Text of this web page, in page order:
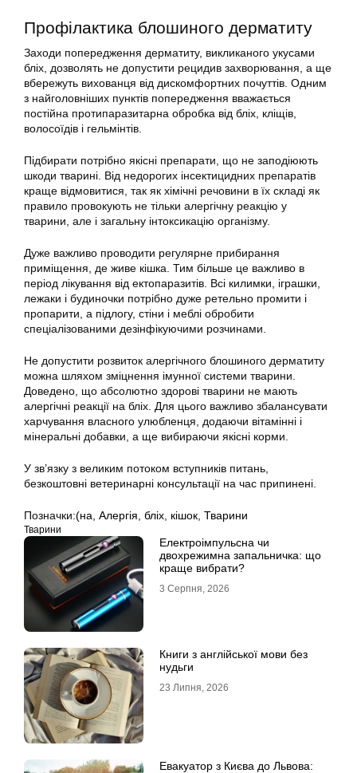
Профілактика блошиного дерматиту
Заходи попередження дерматиту, викликаного укусами
бліх, дозволять не допустити рецидив захворювання, а ще
вбережуть вихованця від дискомфортних почуттів. Одним
з найголовніших пунктів попередження вважається
постійна протипаразитарна обробка від бліх, кліщів,
волосоїдів і гельмінтів.
Підбирати потрібно якісні препарати, що не заподіюють
шкоди тварині. Від недорогих інсектицидних препаратів
краще відмовитися, так як хімічні речовини в їх складі як
правило провокують не тільки алергічну реакцію у
тварини, але і загальну інтоксикацію організму.
Дуже важливо проводити регулярне прибирання
приміщення, де живе кішка. Тим більше це важливо в
період лікування від ектопаразитів. Всі килимки, іграшки,
лежаки і будиночки потрібно дуже ретельно промити і
пропарити, а підлогу, стіни і меблі обробити
спеціалізованими дезінфікуючими розчинами.
Не допустити розвиток алергічного блошиного дерматиту
можна шляхом зміцнення імунної системи тварини.
Доведено, що абсолютно здорові тварини не мають
алергічні реакції на бліх. Для цього важливо збалансувати
харчування власного улюбленця, додаючи вітамінні і
мінеральні добавки, а ще вибираючи якісні корми.
У зв’язку з великим потоком вступників питань,
безкоштовні ветеринарні консультації на час припинені.
Позначки:(на Алергія бліх кішок Тварини
Тварини
Електроімпульсна чи
двохрежимна запальничка: що
краще вибрати?
3 Серпня, 2026
Книги з англійської мови без
нудьги
23 Липня, 2026
Евакуатор з Києва до Львова: